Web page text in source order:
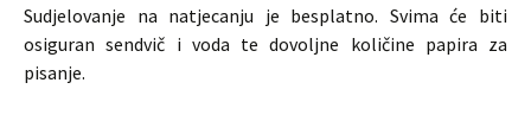
Sudjelovanje na natjecanju je besplatno. Svima će biti
osiguran sendvič i voda te dovoljne količine papira za
pisanje.